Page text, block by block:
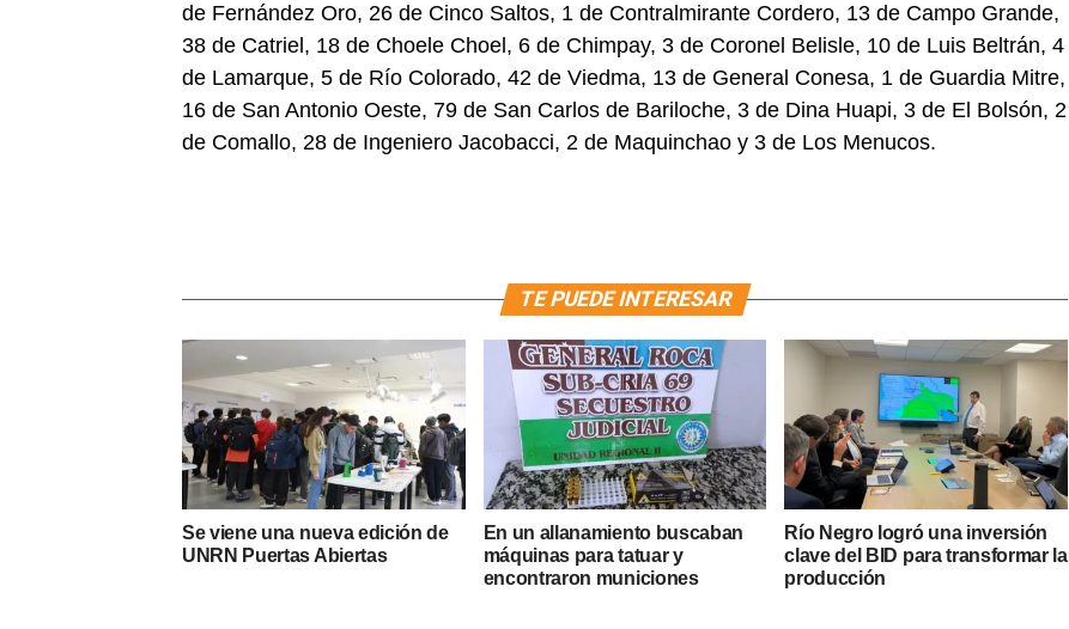
de Fernández Oro, 26 de Cinco Saltos, 1 de Contralmirante Cordero, 13 de Campo Grande,
38 de Catriel, 18 de Choele Choel, 6 de Chimpay, 3 de Coronel Belisle, 10 de Luis Beltrán, 4
de Lamarque, 5 de Río Colorado, 42 de Viedma, 13 de General Conesa, 1 de Guardia Mitre,
16 de San Antonio Oeste, 79 de San Carlos de Bariloche, 3 de Dina Huapi, 3 de El Bolsón, 2
de Comallo, 28 de Ingeniero Jacobacci, 2 de Maquinchao y 3 de Los Menucos.
TE PUEDE INTERESAR
Se viene una nueva edición de
UNRN Puertas Abiertas
En un allanamiento buscaban
máquinas para tatuar y
encontraron municiones
Río Negro logró una inversión
clave del BID para transformar la
producción